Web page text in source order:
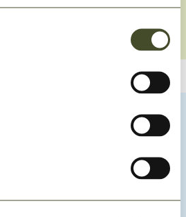
Du kanske också är
intresserad av